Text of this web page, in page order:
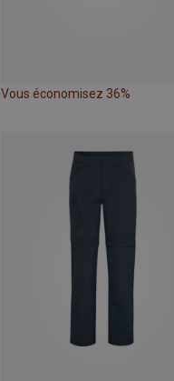
Vous économisez 36%